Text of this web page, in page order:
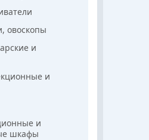
овоскопы
и
и
и
шкафы